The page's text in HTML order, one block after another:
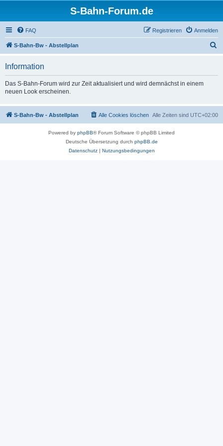
S-Bahn-Forum.de
FAQ Anmelden
Registrieren
S-Bahn-Bw - Abstellplan
Information
Das S-Bahn-Forum wird zur Zeit aktualisiert und wird demnächst in einem
neuen Look erscheinen.
S-Bahn-Bw - Abstellplan Alle Zeiten sind UTC+02:00
Alle Cookies löschen
Powered by phpBB® Forum Software © phpBB Limited
Deutsche Übersetzung durch phpBB.de
Datenschutz| Nutzungsbedingungen